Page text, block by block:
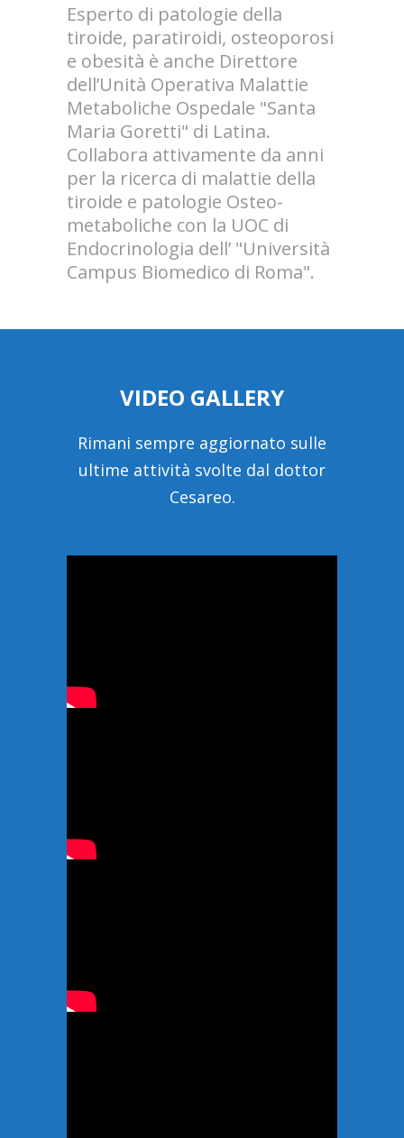
Esperto di patologie della
tiroide, paratiroidi, osteoporosi
e obesità è anche Direttore
dell’Unità Operativa Malattie
Metaboliche Ospedale "Santa
Maria Goretti" di Latina.
Collabora attivamente da anni
per la ricerca di malattie della
tiroide e patologie Osteo-
metaboliche con la UOC di
Endocrinologia dell’ "Università
Campus Biomedico di Roma".
VIDEO GALLERY
Rimani sempre aggiornato sulle
ultime attività svolte dal dottor
Cesareo.